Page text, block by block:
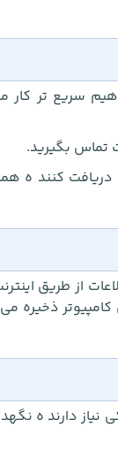
سریع تر کار
تماس بگیرید.
دریافت کنند ه
از طریق
ذخیره
دارند ه